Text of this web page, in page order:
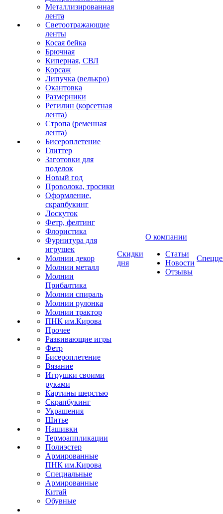
Металлизированная
лента
Светоотражающие
ленты
Косая бейка
Брючная
Киперная, СВЛ
Корсаж
Липучка (велькро)
Окантовка
Размерники
Регилин (корсетная
лента)
Стропа (ременная
лента)
Бисероплетение
Глиттер
Заготовки для
поделок
Новый год
Проволока, тросики
Оформление,
скрапбукинг
Лоскуток
Фетр, фелтинг
Флористика
Фурнитура для
игрушек
Молнии декор
Молнии металл
Молнии
Прибалтика
Молнии спираль
Молнии рулонка
Молнии трактор
ПНК им.Кирова
Прочее
Развивающие игры
Фетр
Бисероплетение
Вязание
Игрушки своими
руками
Картины шерстью
Скрапбукинг
Украшения
Шитье
Нашивки
Термоаппликации
Полиэстер
Армированные
ПНК им.Кирова
Специальные
Армированные
Китай
Обувные
Скидки
дня
О компании
Статьи
Новости
Отзывы